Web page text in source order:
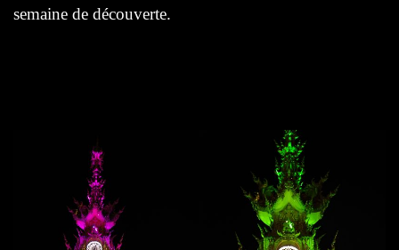
semaine de découverte.